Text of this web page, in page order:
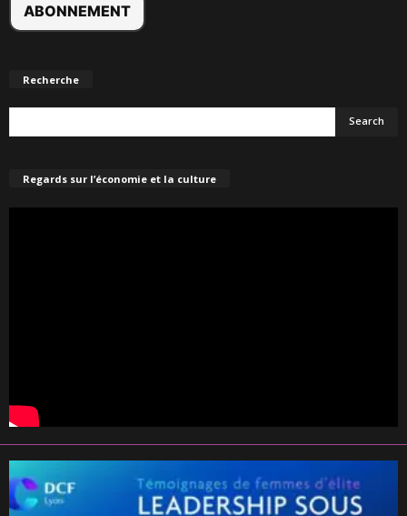
Recherche
Regards sur l’économie et la culture